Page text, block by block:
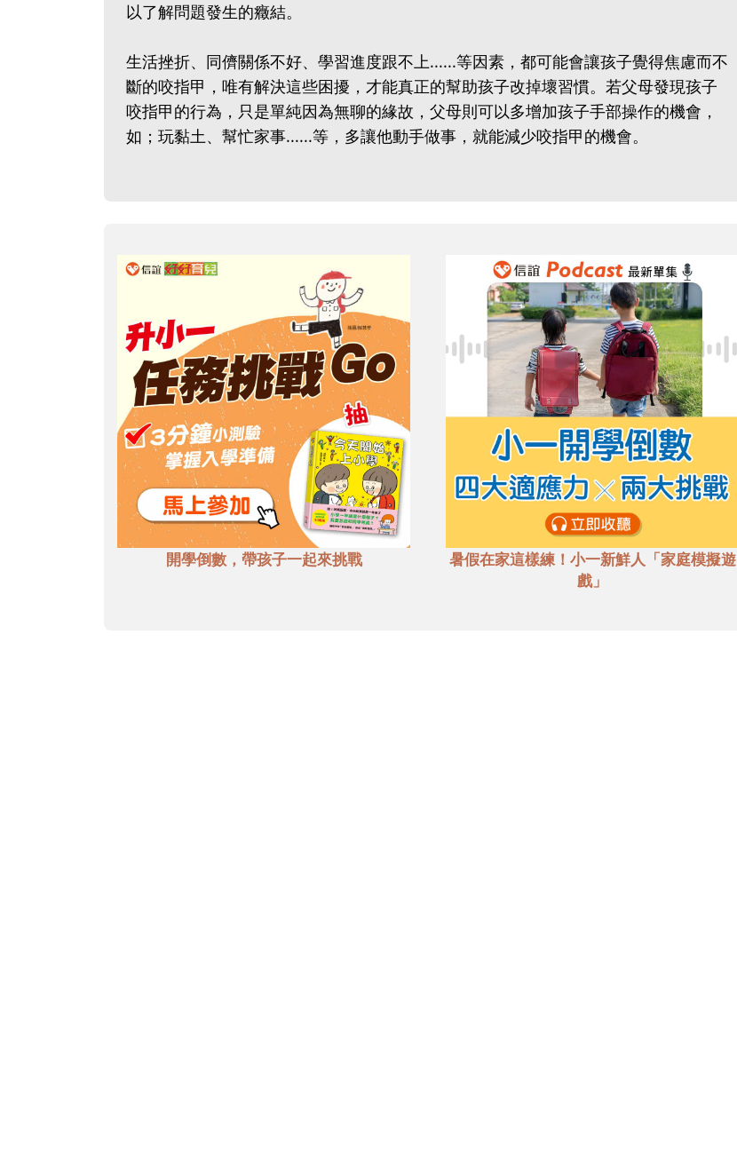
以了解問題發生的癥結。
生活挫折、同儕關係不好、學習進度跟不上......等因素，都可能會讓孩子覺得焦慮而不
斷的咬指甲，唯有解決這些困擾，才能真正的幫助孩子改掉壞習慣。若父母發現孩子
咬指甲的行為，只是單純因為無聊的緣故，父母則可以多增加孩子手部操作的機會，
如；玩黏土、幫忙家事......等，多讓他動手做事，就能減少咬指甲的機會。
開學倒數，帶孩子一起來挑戰
暑假在家這樣練！小一新鮮人「家庭模擬遊
戲」